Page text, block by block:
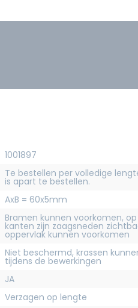
1001897
Te bestellen per volledige
is apart te bestellen.
AxB = 60x5mm
Bramen kunnen voorkomen,
kanten zijn zaagsneden
oppervlak kunnen voorkomen
Niet beschermd, krassen
tijdens de bewerkingen
JA
Verzagen op lengte